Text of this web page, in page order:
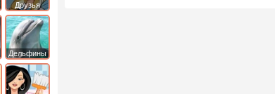
Друзья
ангелов
Дельфины